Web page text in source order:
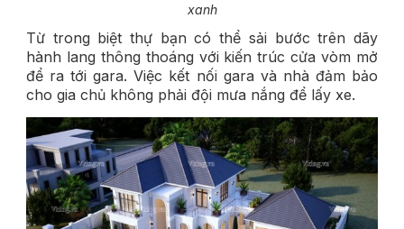
xanh
Từ trong biệt thự bạn có thể sải bước trên dãy
hành lang thông thoáng với kiến trúc cửa vòm mở
để ra tới gara. Việc kết nối gara và nhà đảm bảo
cho gia chủ không phải đội mưa nắng để lấy xe.